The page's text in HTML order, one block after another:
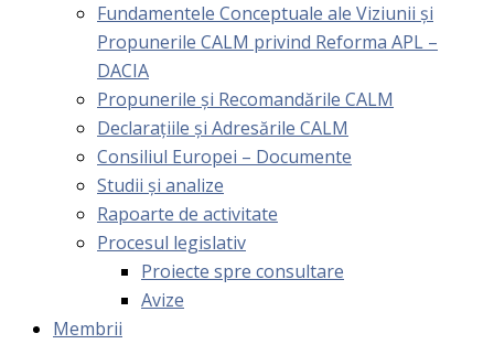
Fundamentele Conceptuale ale Viziunii și
Propunerile CALM privind Reforma APL –
DACIA
Propunerile și Recomandările CALM
Declarațiile și Adresările CALM
Consiliul Europei – Documente
Studii și analize
Rapoarte de activitate
Procesul legislativ
Proiecte spre consultare
Avize
Membrii